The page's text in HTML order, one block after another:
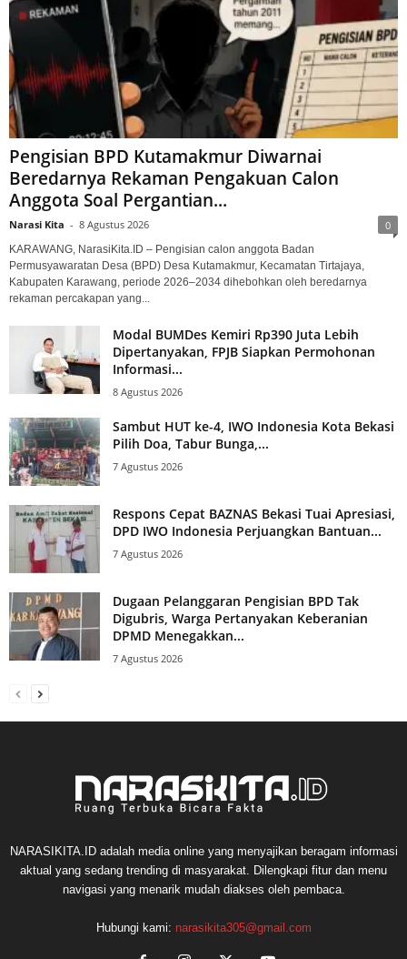
Pengisian BPD Kutamakmur Diwarnai
Beredarnya Rekaman Pengakuan Calon
Anggota Soal Pergantian...
Narasi Kita - 8 Agustus 2026 0
KARAWANG, NarasiKita.ID – Pengisian calon anggota Badan
Permusyawaratan Desa (BPD) Desa Kutamakmur, Kecamatan Tirtajaya,
Kabupaten Karawang, periode 2026–2034 dihebohkan oleh beredarnya
rekaman percakapan yang...
Modal BUMDes Kemiri Rp390 Juta Lebih
Dipertanyakan, FPJB Siapkan Permohonan
Informasi...
8 Agustus 2026
Sambut HUT ke-4, IWO Indonesia Kota Bekasi
Pilih Doa, Tabur Bunga,...
7 Agustus 2026
Respons Cepat BAZNAS Bekasi Tuai Apresiasi,
DPD IWO Indonesia Perjuangkan Bantuan...
7 Agustus 2026
Dugaan Pelanggaran Pengisian BPD Tak
Digubris, Warga Pertanyakan Keberanian
DPMD Menegakkan...
7 Agustus 2026
NARASIKITA.ID adalah media online yang menyajikan beragam informasi
aktual yang sedang trending di masyarakat. Dilengkapi fitur dan menu
navigasi yang menarik mudah diakses oleh pembaca.
Hubungi kami: narasikita305@gmail.com